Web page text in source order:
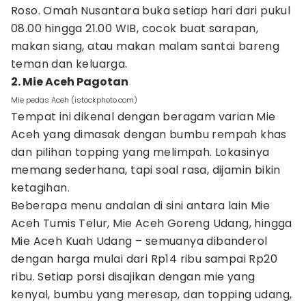
Roso. Omah Nusantara buka setiap hari dari pukul
08.00 hingga 21.00 WIB, cocok buat sarapan,
makan siang, atau makan malam santai bareng
teman dan keluarga.
2. Mie Aceh Pagotan
Mie pedas Aceh (istockphoto.com)
Tempat ini dikenal dengan beragam varian Mie
Aceh yang dimasak dengan bumbu rempah khas
dan pilihan topping yang melimpah. Lokasinya
memang sederhana, tapi soal rasa, dijamin bikin
ketagihan.
Beberapa menu andalan di sini antara lain Mie
Aceh Tumis Telur, Mie Aceh Goreng Udang, hingga
Mie Aceh Kuah Udang – semuanya dibanderol
dengan harga mulai dari Rp14 ribu sampai Rp20
ribu. Setiap porsi disajikan dengan mie yang
kenyal, bumbu yang meresap, dan topping udang,